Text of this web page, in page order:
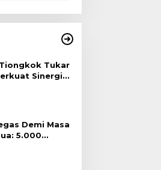
Tukar
Sinergi
Lintas
Demi Masa
5.000
Berhasil